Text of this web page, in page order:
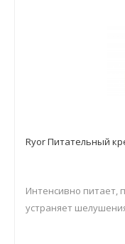
Ryor Питательный
Интенсивно питает,
устраняет